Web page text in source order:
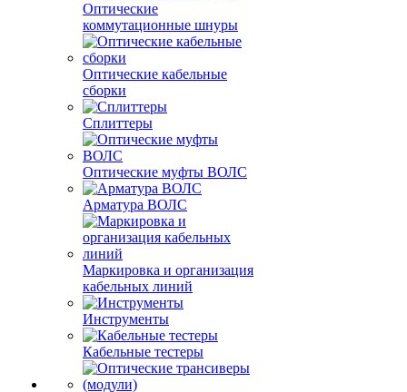
Оптические
коммутационные шнуры
Оптические кабельные
сборки
Сплиттеры
Оптические муфты ВОЛС
Арматура ВОЛС
Маркировка и организация
кабельных линий
Инструменты
Кабельные тестеры